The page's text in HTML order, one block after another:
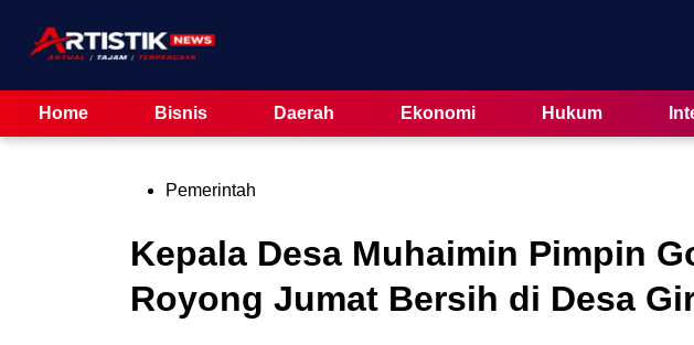
content
Home Bisnis Daerah Ekonomi Hukum
PostedPemerintah
Kepala Desa Muhaimin Pimpin
Royong Jumat Bersih di Desa